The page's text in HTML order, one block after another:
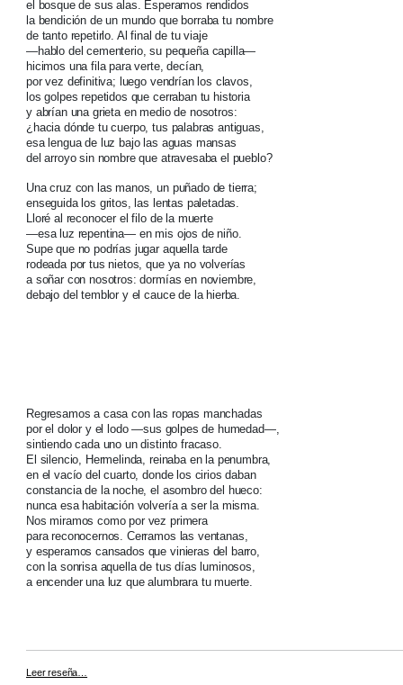
el bosque de sus alas. Esperamos rendidos
la bendición de un mundo que borraba tu nombre
de tanto repetirlo. Al final de tu viaje
—hablo del cementerio, su pequeña capilla—
hicimos una fila para verte, decían,
por vez definitiva; luego vendrían los clavos,
los golpes repetidos que cerraban tu historia
y abrían una grieta en medio de nosotros:
¿hacia dónde tu cuerpo, tus palabras antiguas,
esa lengua de luz bajo las aguas mansas
del arroyo sin nombre que atravesaba el pueblo?
Una cruz con las manos, un puñado de tierra;
enseguida los gritos, las lentas paletadas.
Lloré al reconocer el filo de la muerte
—esa luz repentina— en mis ojos de niño.
Supe que no podrías jugar aquella tarde
rodeada por tus nietos, que ya no volverías
a soñar con nosotros: dormías en noviembre,
debajo del temblor y el cauce de la hierba.
Regresamos a casa con las ropas manchadas
por el dolor y el lodo —sus golpes de humedad—,
sintiendo cada uno un distinto fracaso.
El silencio, Hermelinda, reinaba en la penumbra,
en el vacío del cuarto, donde los cirios daban
constancia de la noche, el asombro del hueco:
nunca esa habitación volvería a ser la misma.
Nos miramos como por vez primera
para reconocernos. Cerramos las ventanas,
y esperamos cansados que vinieras del barro,
con la sonrisa aquella de tus días luminosos,
a encender una luz que alumbrara tu muerte.
Leer reseña…